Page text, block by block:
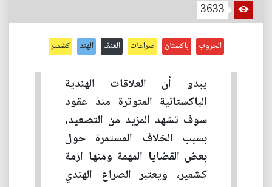
3633
الحروب باكستان صراعات العنف الهند كشمير
يبدو أن العلاقات الهندية
الباكستانية المتوترة منذ عقود
سوف تشهد المزيد من التصعيد،
بسبب الخلاف المستمرة حول
بعض القضايا المهمة ومنها ازمة
كشمير، ويعتبر الصراع الهندي